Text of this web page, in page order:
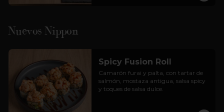
wasabi
(foto solo referencial)
Nuevos Nippon
Spicy Fusion Roll
Camarón furai y palta, con tartar de
salmón, mostaza antigua, salsa spicy
y toques de salsa dulce.